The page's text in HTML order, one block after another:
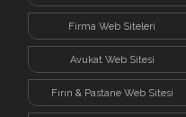
Kitap
Firma Web Siteleri
Avukat Web Sitesi
Fırın & Pastane Web Sitesi